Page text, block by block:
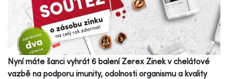
Nyní máte šanci vyhrát 6 balení Zerex Zinek v chelátové
vazbě na podporu imunity, odolnosti organismu a kvality